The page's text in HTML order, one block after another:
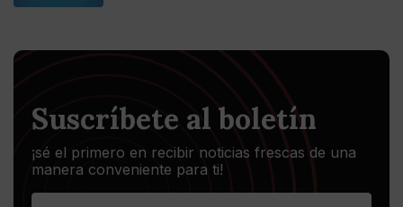
Suscríbete al boletín
¡sé el primero en recibir noticias frescas de una
manera conveniente para ti!